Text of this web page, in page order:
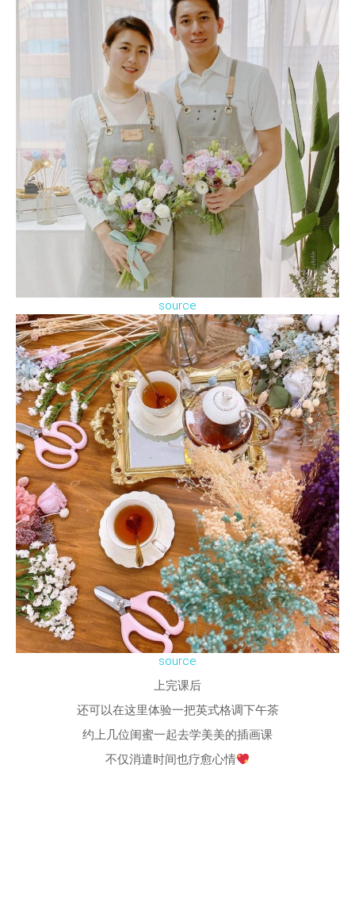
source
source
上完课后
还可以在这里体验一把英式格调下午茶
约上几位闺蜜一起去学美美的插画课
不仅消遣时间也疗愈心情